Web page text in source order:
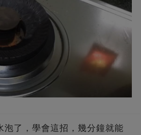
泡了，學會這招，幾分鐘就能